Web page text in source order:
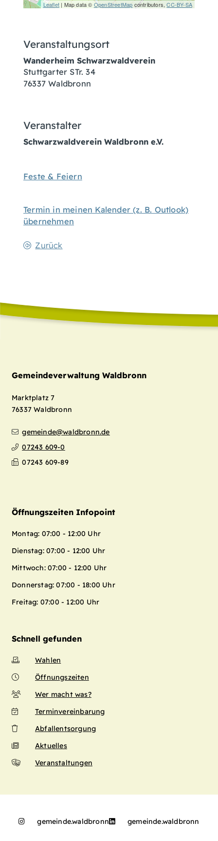
Leaflet| Map data © OpenStreetMap contributors,CC-BY-SA
Veranstaltungsort
Wanderheim Schwarzwaldverein
Stuttgarter STr. 34
76337 Waldbronn
Veranstalter
Schwarzwaldverein Waldbronn e.V.
Feste & Feiern
Termin in meinen Kalender (z. B. Outlook)
übernehmen
Zurück
Gemeindeverwaltung Waldbronn
Marktplatz 7
76337 Waldbronn
gemeinde@waldbronn.de
07243 609-0
07243 609-89
Öffnungszeiten Infopoint
Montag: 07:00 - 12:00 Uhr
Dienstag: 07:00 - 12:00 Uhr
Mittwoch: 07:00 - 12:00 Uhr
Donnerstag: 07:00 - 18:00 Uhr
Freitag: 07:00 - 12:00 Uhr
Schnell gefunden
Wahlen
Öffnungszeiten
Wer macht was?
Terminvereinbarung
Abfallentsorgung
Aktuelles
Veranstaltungen
gemeinde.waldbronn gemeinde.waldbronn